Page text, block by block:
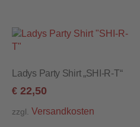
Ladys Party Shirt „SHI-R-T“
€ 22,50
zzgl.Versandkosten